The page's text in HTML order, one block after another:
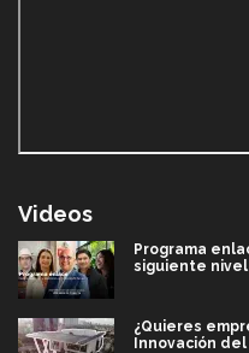
Videos
Programa
siguiente
¿Quieres
Innovación